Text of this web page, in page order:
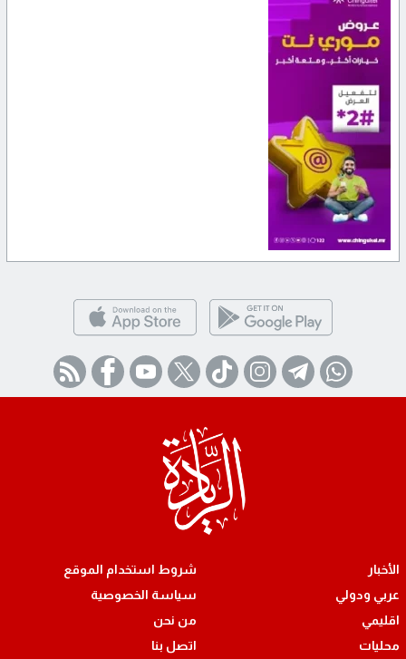
الأخبار
عربي ودولي
اقليمي
محليات
شروط استخدام الموقع
سياسة الخصوصية
من نحن
اتصل بنا